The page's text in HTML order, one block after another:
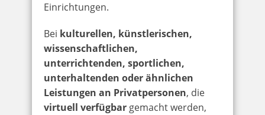
Einrichtungen.
Bei kulturellen, künstlerischen,
wissenschaftlichen,
unterrichtenden, sportlichen,
unterhaltenden oder ähnlichen
Leistungen an Privatpersonen, die
virtuell verfügbar gemacht werden,